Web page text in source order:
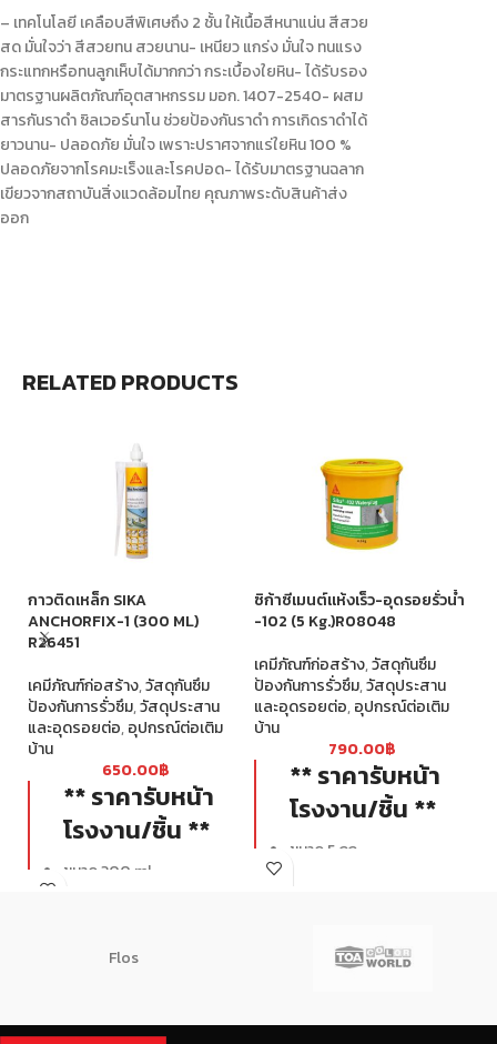
– เทคโนโลยี เคลือบสีพิเศษถึง 2 ชั้น ให้เนื้อสีหนาแน่น สีสวย
สด มั่นใจว่า สีสวยทน สวยนาน- เหนียว แกร่ง มั่นใจ ทนแรง
กระแทกหรือทนลูกเห็บได้มากกว่า กระเบื้องใยหิน- ได้รับรอง
มาตรฐานผลิตภัณฑ์อุตสาหกรรม มอก. 1407-2540- ผสม
สารกันราดำ ซิลเวอร์นาโน ช่วยป้องกันราดำ การเกิดราดำได้
ยาวนาน- ปลอดภัย มั่นใจ เพราะปราศจากแร่ใยหิน 100 %
ปลอดภัยจากโรคมะเร็งและโรคปอด- ได้รับมาตรฐานฉลาก
เขียวจากสถาบันสิ่งแวดล้อมไทย คุณภาพระดับสินค้าส่ง
ออก
RELATED PRODUCTS
กาวติดเหล็ก SIKA
ANCHORFIX-1 (300 ML)
R26451
เคมีภัณฑ์ก่อสร้าง,วัสดุกันซึม
ป้องกันการรั่วซึม,วัสดุประสาน
และอุดรอยต่อ,อุปกรณ์ต่อเติม
บ้าน
650.00฿
** ราคารับหน้า
โรงงาน/ชิ้น **
ขนาด 300 ml
ซิก้าซีเมนต์แห้งเร็ว-อุดรอยรั่วน้ำ
-102 (5 Kg.)R08048
เคมีภัณฑ์ก่อสร้าง,วัสดุกันซึม
ป้องกันการรั่วซึม,วัสดุประสาน
และอุดรอยต่อ,อุปกรณ์ต่อเติม
บ้าน
790.00฿
** ราคารับหน้า
โรงงาน/ชิ้น **
ขนาด 5 กก.
Flos